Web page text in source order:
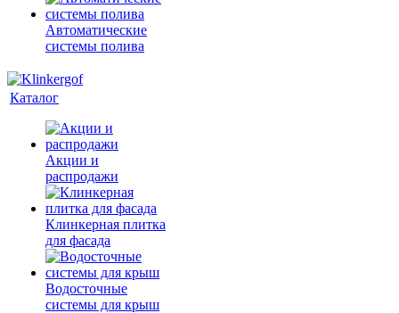
Автоматические
системы полива
Каталог
Акции и
распродажи
Клинкерная плитка
для фасада
Водосточные
системы для крыш